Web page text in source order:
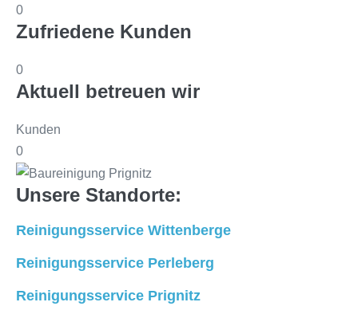
0
Zufriedene Kunden
0
Aktuell betreuen wir
Kunden
0
Unsere Standorte:
Reinigungsservice Wittenberge
Reinigungsservice Perleberg
Reinigungsservice Prignitz